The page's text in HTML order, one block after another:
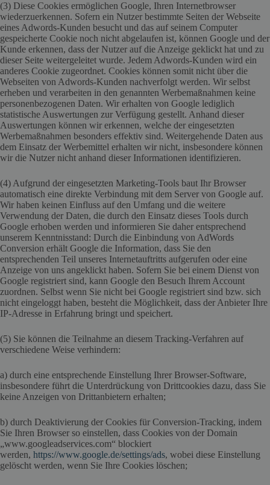
(3) Diese Cookies ermöglichen Google, Ihren Internetbrowser
wiederzuerkennen. Sofern ein Nutzer bestimmte Seiten der Webseite
eines Adwords-Kunden besucht und das auf seinem Computer
gespeicherte Cookie noch nicht abgelaufen ist, können Google und der
Kunde erkennen, dass der Nutzer auf die Anzeige geklickt hat und zu
dieser Seite weitergeleitet wurde. Jedem Adwords-Kunden wird ein
anderes Cookie zugeordnet. Cookies können somit nicht über die
Webseiten von Adwords-Kunden nachverfolgt werden. Wir selbst
erheben und verarbeiten in den genannten Werbemaßnahmen keine
personenbezogenen Daten. Wir erhalten von Google lediglich
statistische Auswertungen zur Verfügung gestellt. Anhand dieser
Auswertungen können wir erkennen, welche der eingesetzten
Werbemaßnahmen besonders effektiv sind. Weitergehende Daten aus
dem Einsatz der Werbemittel erhalten wir nicht, insbesondere können
wir die Nutzer nicht anhand dieser Informationen identifizieren.
(4) Aufgrund der eingesetzten Marketing-Tools baut Ihr Browser
automatisch eine direkte Verbindung mit dem Server von Google auf.
Wir haben keinen Einfluss auf den Umfang und die weitere
Verwendung der Daten, die durch den Einsatz dieses Tools durch
Google erhoben werden und informieren Sie daher entsprechend
unserem Kenntnisstand: Durch die Einbindung von AdWords
Conversion erhält Google die Information, dass Sie den
entsprechenden Teil unseres Internetauftritts aufgerufen oder eine
Anzeige von uns angeklickt haben. Sofern Sie bei einem Dienst von
Google registriert sind, kann Google den Besuch Ihrem Account
zuordnen. Selbst wenn Sie nicht bei Google registriert sind bzw. sich
nicht eingeloggt haben, besteht die Möglichkeit, dass der Anbieter Ihre
IP-Adresse in Erfahrung bringt und speichert.
(5) Sie können die Teilnahme an diesem Tracking-Verfahren auf
verschiedene Weise verhindern:
a) durch eine entsprechende Einstellung Ihrer Browser-Software,
insbesondere führt die Unterdrückung von Drittcookies dazu, dass Sie
keine Anzeigen von Drittanbietern erhalten;
b) durch Deaktivierung der Cookies für Conversion-Tracking, indem
Sie Ihren Browser so einstellen, dass Cookies von der Domain
„www.googleadservices.com“ blockiert
werden, https://www.google.de/settings/ads, wobei diese Einstellung
gelöscht werden, wenn Sie Ihre Cookies löschen;